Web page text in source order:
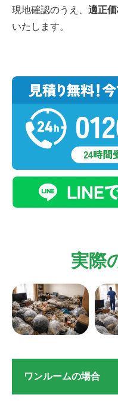
現地確認のうえ、 適正
いたします。
実際
ワンルームの場合